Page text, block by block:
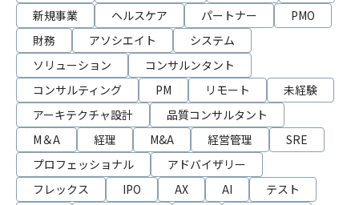
新規事業
ヘルスケア パートナー
PMO
財務
アソシエイト
システム
ソリューション
コンサルンタント
コンサルティング
PM リモート
未経験
アーキテクチャ設計
品質コンサルタント
M＆A
経理 M&A 経営管理
SRE
プロフェッショナル
アドバイザリー
フレックス
IPO AX AI
テスト